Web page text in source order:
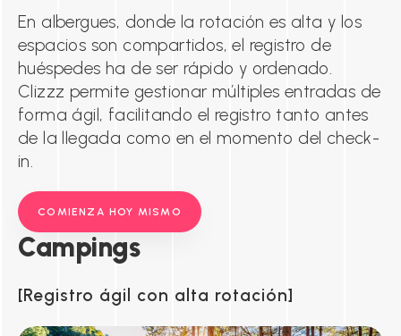
En albergues, donde la rotación es alta y los
espacios son compartidos, el registro de
huéspedes ha de ser rápido y ordenado.
Clizzz permite gestionar múltiples entradas de
forma ágil, facilitando el registro tanto antes
de la llegada como en el momento del check-
in.
COMIENZA HOY MISMO
Campings
Registro ágil con alta rotación